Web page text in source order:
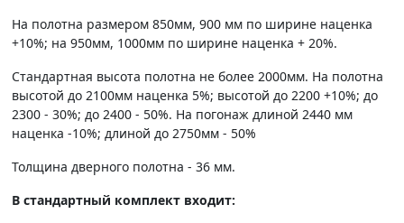
На полотна размером 850мм, 900 мм по ширине наценка
+10%; на 950мм, 1000мм по ширине наценка + 20%.
Стандартная высота полотна не более 2000мм. На полотна
высотой до 2100мм наценка 5%; высотой до 2200 +10%; до
2300 - 30%; до 2400 - 50%. На погонаж длиной 2440 мм
наценка -10%; длиной до 2750мм - 50%
Толщина дверного полотна - 36 мм.
В стандартный комплект входит: